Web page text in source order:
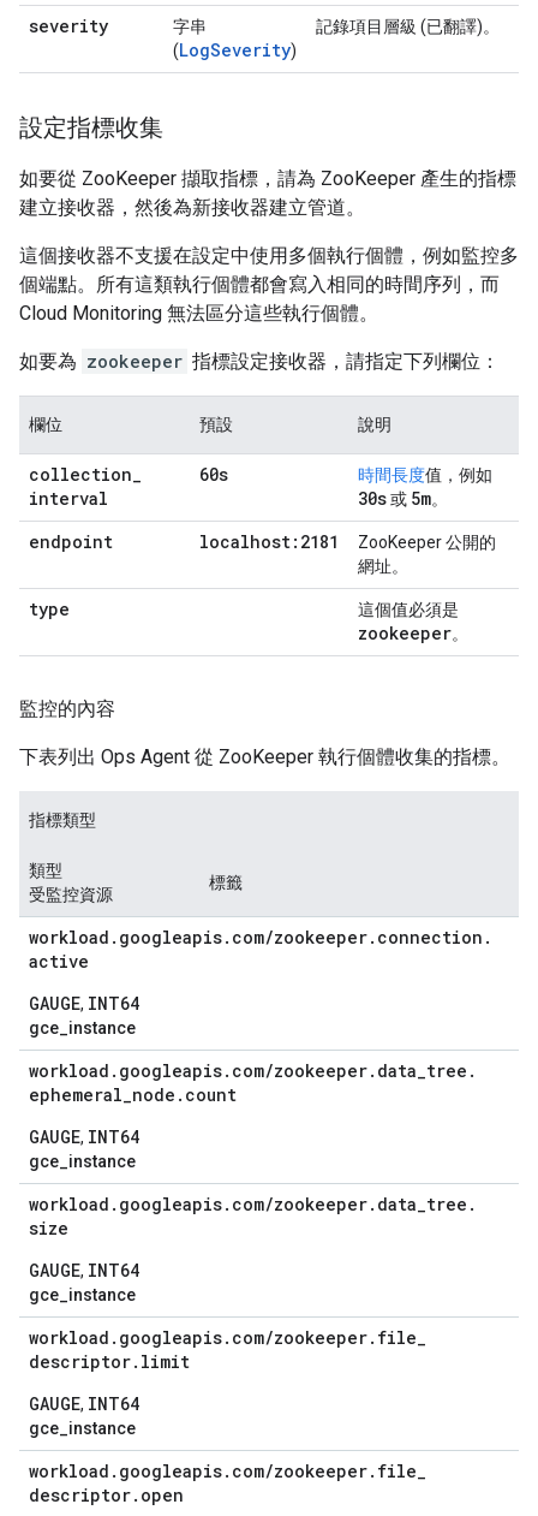
severity
字串
(LogSeverity)
記錄項目層級 (已翻譯)。
設定指標收集
如要從 ZooKeeper 擷取指標，請為 ZooKeeper 產生的指標
建立接收器，然後為新接收器建立管道。
這個接收器不支援在設定中使用多個執行個體，例如監控多
個端點。所有這類執行個體都會寫入相同的時間序列，而
Cloud Monitoring 無法區分這些執行個體。
如要為 zookeeper 指標設定接收器，請指定下列欄位：
欄位 預設 說明
collection_
interval
60s 時間長度值，例如
30s或 5m。
endpoint localhost:2181
ZooKeeper 公開的
網址。
type 這個值必須是
zookeeper。
監控的內容
下表列出 Ops Agent 從 ZooKeeper 執行個體收集的指標。
指標類型
類型
受監控資源
標籤
workload . googleapis. com/zookeeper. connection .
active
GAUGE, INT64
gce_instance
workload . googleapis. com/zookeeper. data_tree .
ephemeral_node . count
GAUGE, INT64
gce_instance
workload . googleapis. com/zookeeper. data_tree .
size
GAUGE, INT64
gce_instance
workload . googleapis. com/zookeeper. file_
descriptor. limit
GAUGE, INT64
gce_instance
workload . googleapis. com/zookeeper. file_
descriptor. open